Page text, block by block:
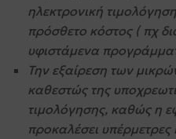
ηλεκτρονική
πρόσθετο κόστος ( πχ
υφιστάμενα
Την εξαίρεση των
καθεστώς της
τιμολόγησης, καθώς η
προκαλέσει